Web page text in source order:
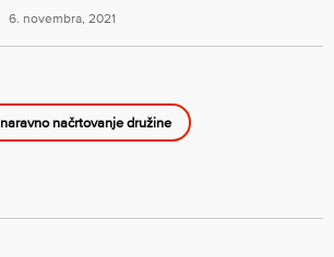
6. novembra, 2021
naravno načrtovanje družine